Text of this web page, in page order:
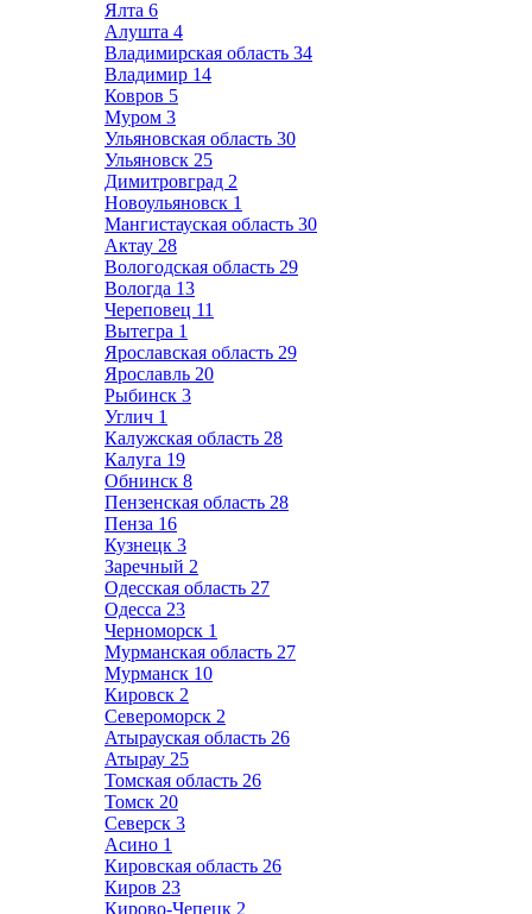
Ялта 6
Алушта 4
Владимирская область 34
Владимир 14
Ковров 5
Муром 3
Ульяновская область 30
Ульяновск 25
Димитровград 2
Новоульяновск 1
Мангистауская область 30
Актау 28
Вологодская область 29
Вологда 13
Череповец 11
Вытегра 1
Ярославская область 29
Ярославль 20
Рыбинск 3
Углич 1
Калужская область 28
Калуга 19
Обнинск 8
Пензенская область 28
Пенза 16
Кузнецк 3
Заречный 2
Одесская область 27
Одесса 23
Черноморск 1
Мурманская область 27
Мурманск 10
Кировск 2
Североморск 2
Атырауская область 26
Атырау 25
Томская область 26
Томск 20
Северск 3
Асино 1
Кировская область 26
Киров 23
Кирово-Чепецк 2